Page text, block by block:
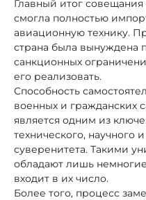
Главный итог
смогла полностью
авиационную технику.
страна была вынуждена
санкционных
его реализовать.
Способность
военных и гражданских
является одним из
технического, научного
суверенитета. Такими
обладают лишь
входит в их число.
Более того, процесс